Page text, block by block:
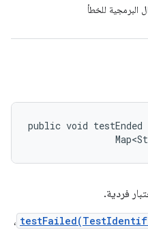
البرمجية للخطأ
public void testEnded
فردية.
،